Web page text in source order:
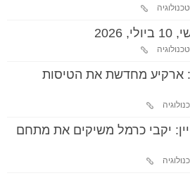
טכנולוגיה
טכנולוגיה
ארקיע מחדשת את הטיסות
יקבי כרמל משיקים את מתחם